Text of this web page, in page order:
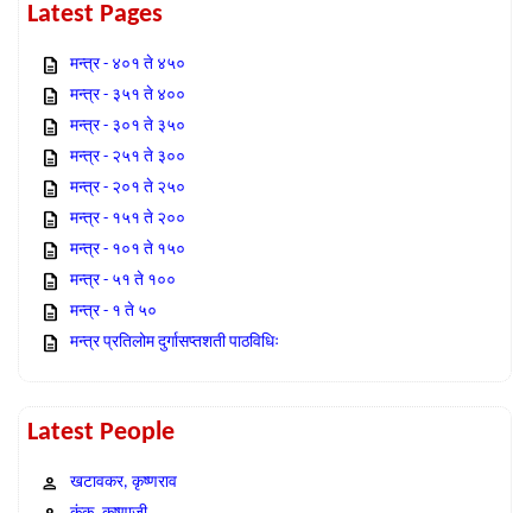
Latest Pages
मन्त्र - ४०१ ते ४५०
मन्त्र - ३५१ ते ४००
मन्त्र - ३०१ ते ३५०
मन्त्र - २५१ ते ३००
मन्त्र - २०१ ते २५०
मन्त्र - १५१ ते २००
मन्त्र - १०१ ते १५०
मन्त्र - ५१ ते १००
मन्त्र - १ ते ५०
मन्त्र प्रतिलोम दुर्गासप्तशती पाठविधिः
Latest People
खटावकर, कृष्णराव